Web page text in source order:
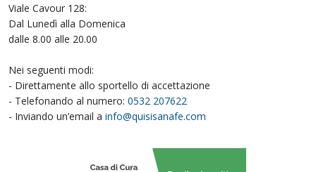
Viale Cavour 128:
Dal Lunedì alla Domenica
dalle 8.00 alle 20.00
Nei seguenti modi:
- Direttamente allo sportello di accettazione
- Telefonando al numero: 0532 207622
- Inviando un’email a info@quisisanafe.com